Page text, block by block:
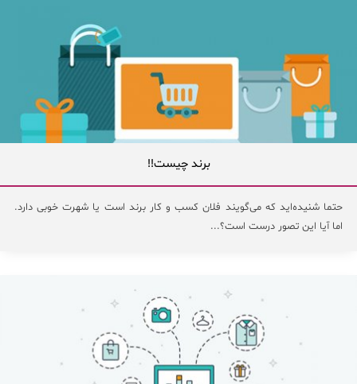
برند چیست!!
حتما شنیده‌اید که می‌گویند فلان کسب و کار برند است یا شهرت خوبی دارد.
اما آیا این تصور درست است؟...